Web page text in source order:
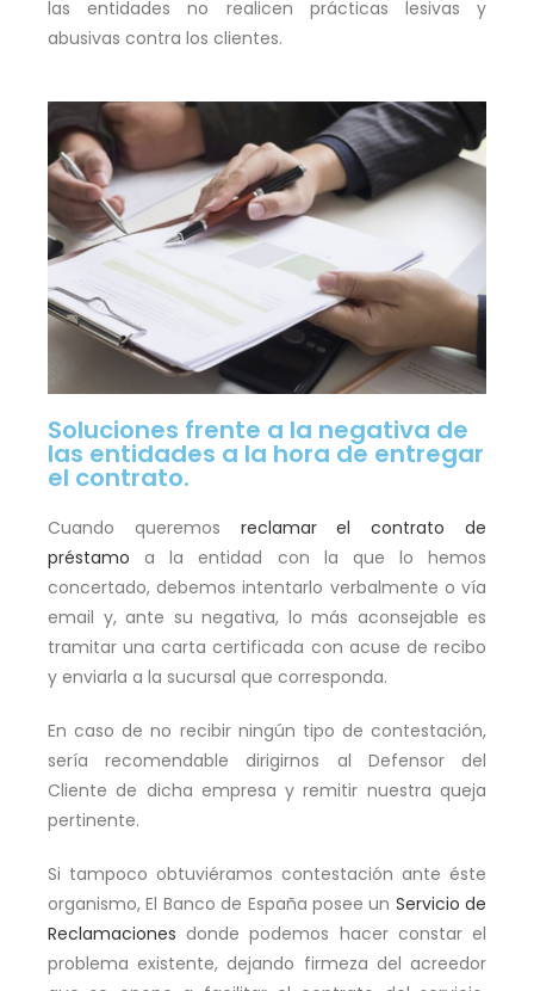
las entidades no realicen prácticas lesivas y
abusivas contra los clientes.
Soluciones frente a la negativa de
las entidades a la hora de entregar
el contrato.
Cuando queremos reclamar el contrato de
préstamo a la entidad con la que lo hemos
concertado, debemos intentarlo verbalmente o vía
email y, ante su negativa, lo más aconsejable es
tramitar una carta certificada con acuse de recibo
y enviarla a la sucursal que corresponda.
En caso de no recibir ningún tipo de contestación,
sería recomendable dirigirnos al Defensor del
Cliente de dicha empresa y remitir nuestra queja
pertinente.
Si tampoco obtuviéramos contestación ante éste
organismo, El Banco de España posee un Servicio de
Reclamaciones donde podemos hacer constar el
problema existente, dejando firmeza del acreedor